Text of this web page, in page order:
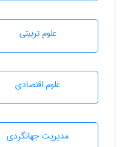
علوم تربيتی
علوم اقتصادی
مديريت جهانگردی